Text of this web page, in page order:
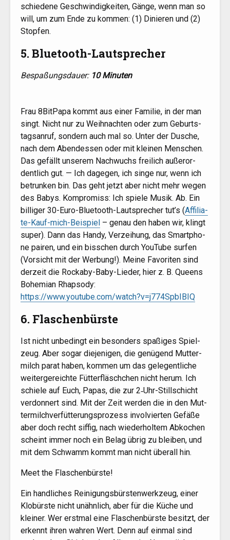
schie­de­ne Geschwin­dig­kei­ten, Gän­ge, wenn man so
will, um zum Ende zu kom­men: (1) Dinie­ren und (2)
Stopfen.
5. Bluetooth-Lautsprecher
Bespa­ßungs­dau­er: 10 Minu­ten
Frau 8BitPapa kommt aus einer Fami­lie, in der man
singt. Nicht nur zu Weih­nach­ten oder zum Geburts­
tags­an­ruf, son­dern auch mal so. Unter der Dusche,
nach dem Abend­essen oder mit klei­nen Men­schen.
Das gefällt unse­rem Nach­wuchs frei­lich außer­or­
dent­lich gut. — Ich dage­gen, ich sin­ge nur, wenn ich
betrun­ken bin. Das geht jetzt aber nicht mehr wegen
des Babys. Kom­pro­miss: Ich spie­le Musik. Ab. Ein
bil­li­ger 30-Euro-Blue­tooth-Laut­spre­cher tut’s (Affi­lia­
te-Kauf-mich-Bei­spiel – genau den haben wir, klingt
super). Dann das Han­dy, Ver­zei­hung, das Smart­pho­
ne pai­ren, und ein biss­chen durch You­Tube sur­fen
(Vor­sicht mit der Wer­bung!). Mei­ne Favo­ri­ten sind
der­zeit die Rocka­by-Baby-Lie­der, hier z. B. Queens
Bohemi­an Rhap­so­dy:
https://www.youtube.com/watch?v=j774SpbIBIQ
6. Flaschenbürste
Ist nicht unbe­dingt ein beson­ders spa­ßi­ges Spiel­
zeug. Aber sogar die­je­ni­gen, die genü­gend Mut­ter­
milch parat haben, kom­men um das gele­gent­li­che
wei­ter­ge­reich­te Füt­ter­fläsch­chen nicht her­um. Ich
schie­le auf Euch, Papas, die zur 2‑Uhr-Still­schicht
ver­don­nert sind. Mit der Zeit wer­den die in den Mut­
ter­milch­ver­füt­te­rungs­pro­zess invol­vier­ten Gefä­ße
aber doch recht sif­fig, nach wie­der­hol­tem Abko­chen
scheint immer noch ein Belag übrig zu blei­ben, und
mit dem Schwamm kommt man nicht über­all hin.
Meet the Flaschenbürste!
Ein hand­li­ches Rei­ni­gungs­bürs­ten­werk­zeug, einer
Klo­bürs­te nicht unähn­lich, aber für die Küche und
klei­ner. Wer erst­mal eine Fla­schen­bürs­te besitzt, der
erkennt ihren wah­ren Wert. Denn auf ein­mal sind